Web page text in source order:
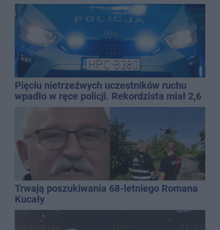
Pięciu nietrzeźwych uczestników ruchu
wpadło w ręce policji. Rekordzista miał 2,6
Trwają poszukiwania 68-letniego Romana
Kucały